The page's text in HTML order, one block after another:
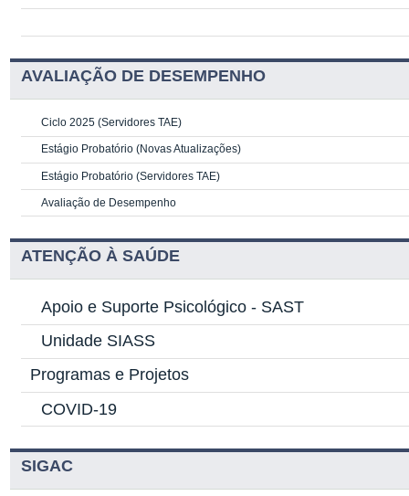
AVALIAÇÃO DE DESEMPENHO
Ciclo 2025 (Servidores TAE)
Estágio Probatório (Novas Atualizações)
Estágio Probatório (Servidores TAE)
Avaliação de Desempenho
ATENÇÃO À SAÚDE
Apoio e Suporte Psicológico - SAST
Unidade SIASS
Programas e Projetos
COVID-19
SIGAC